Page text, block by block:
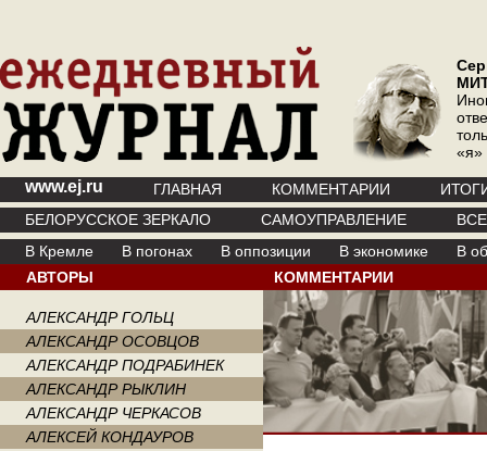
«я»
www.ej.ru ГЛАВНАЯ КОММЕНТАРИИ
БЕЛОРУССКОЕ ЗЕРКАЛО
САМОУПРАВЛЕНИЕ
В Кремле
В погонах В оппозиции В экономике
В
АВТОРЫ
АЛЕКСАНДР ГОЛЬЦ
АЛЕКСАНДР ОСОВЦОВ
АЛЕКСАНДР ПОДРАБИНЕК
АЛЕКСАНДР РЫКЛИН
АЛЕКСАНДР ЧЕРКАСОВ
АЛЕКСЕЙ КОНДАУРОВ
КОММЕНТАРИИ